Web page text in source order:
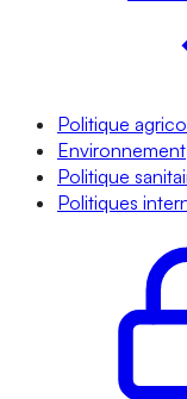
Politique
Environnement
Politique
Politiques